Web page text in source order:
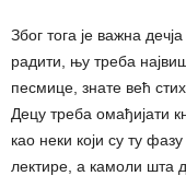
Због тога је важна
радити, њу треба
песмице, знате већ
Децу треба омађијати
као неки који су ту
лектире, а камоли шта